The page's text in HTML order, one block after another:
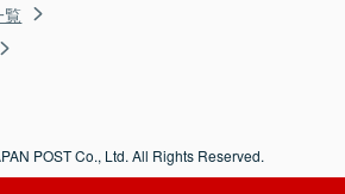
POST Co., Ltd. All Rights Reserved.